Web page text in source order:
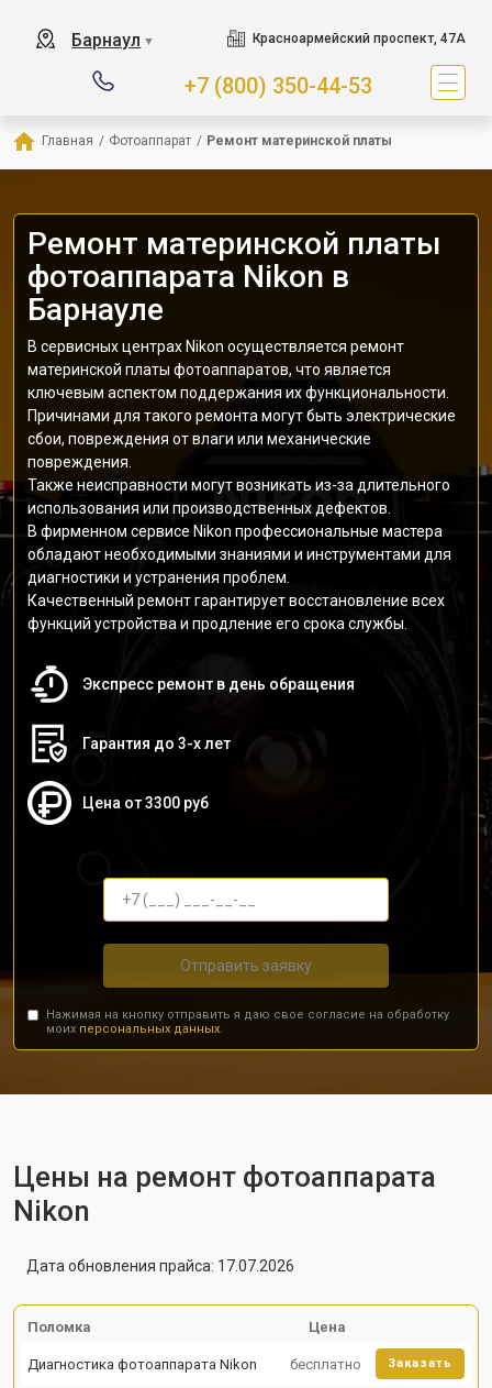
Барнаул ▼ Красноармейский проспект, 47А
+7 (800) 350-44-53
Главная / Фотоаппарат / Ремонт материнской платы
Ремонт материнской платы
фотоаппарата Nikon в
Барнауле
В сервисных центрах Nikon осуществляется ремонт
материнской платы фотоаппаратов, что является
ключевым аспектом поддержания их функциональности.
Причинами для такого ремонта могут быть электрические
сбои, повреждения от влаги или механические
повреждения.
Также неисправности могут возникать из-за длительного
использования или производственных дефектов.
В фирменном сервисе Nikon профессиональные мастера
обладают необходимыми знаниями и инструментами для
диагностики и устранения проблем.
Качественный ремонт гарантирует восстановление всех
функций устройства и продление его срока службы.
Экспресс ремонт в день обращения
Гарантия до 3-х лет
Цена от 3300 руб
Отправить заявку
Нажимая на кнопку отправить я даю свое согласие на обработку
моих персональных данных.
Цены на ремонт фотоаппарата
Nikon
Дата обновления прайса: 17.07.2026
Поломка Цена
Диагностика фотоаппарата Nikon бесплатно Заказать